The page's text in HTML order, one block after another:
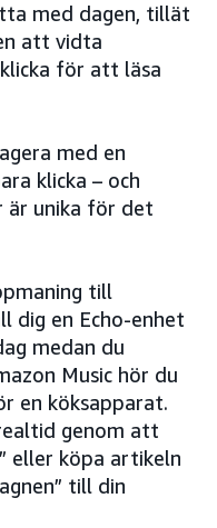
med dagen, tillät
att vidta
för att läsa
med en
klicka – och
är unika för det
till
dig en Echo-enhet
medan du
Music hör du
en köksapparat.
genom att
eller köpa artikeln
till din